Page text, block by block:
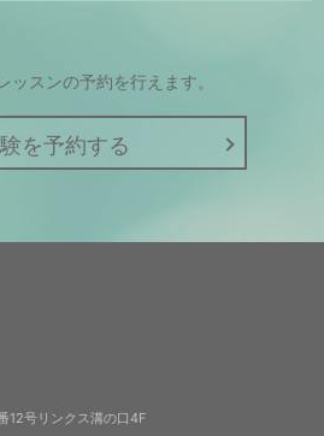
ッスンの予約を行えます。
を予約する
12号リンクス溝の口4F